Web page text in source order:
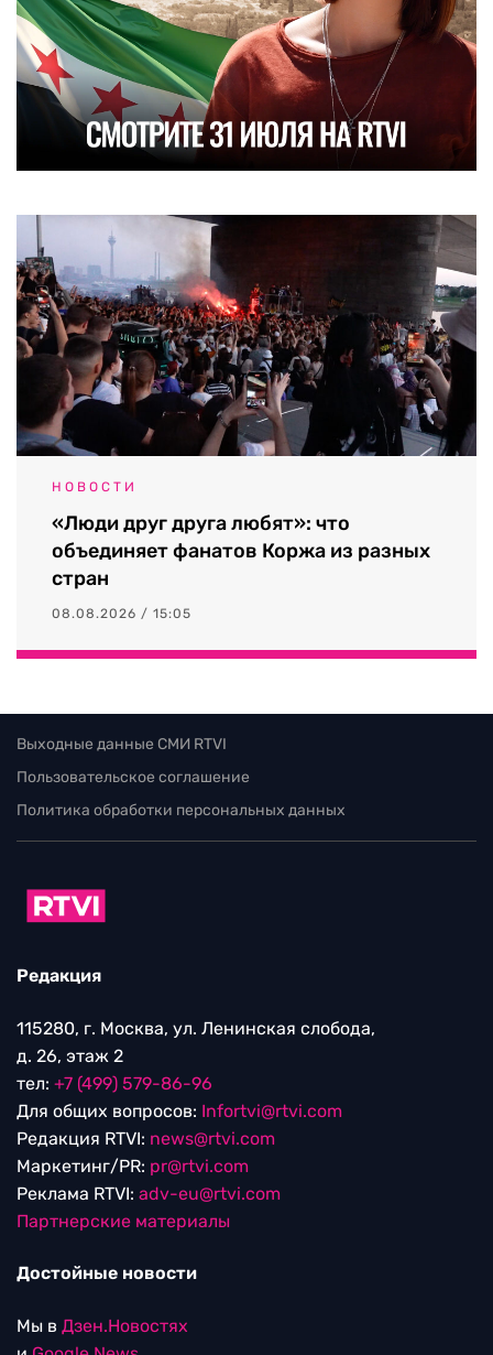
НОВОСТИ
«Люди друг друга любят»: что
объединяет фанатов Коржа из разных
стран
08.08.2026 / 15:05
Выходные данные СМИ RTVI
Пользовательское соглашение
Политика обработки персональных данных
Редакция
115280, г. Москва, ул. Ленинская слобода,
д. 26, этаж 2
тел: +7 (499) 579-86-96
Для общих вопросов: Infortvi@rtvi.com
Редакция RTVI: news@rtvi.com
Маркетинг/PR: pr@rtvi.com
Реклама RTVI: adv-eu@rtvi.com
Партнерские материалы
Достойные новости
Мы в Дзен.Новостях